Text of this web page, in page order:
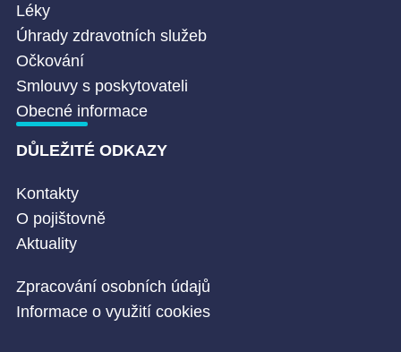
Léky
Úhrady zdravotních služeb
Očkování
Smlouvy s poskytovateli
Obecné informace
DŮLEŽITÉ ODKAZY
Kontakty
O pojištovně
Aktuality
Zpracování osobních údajů
Informace o využití cookies